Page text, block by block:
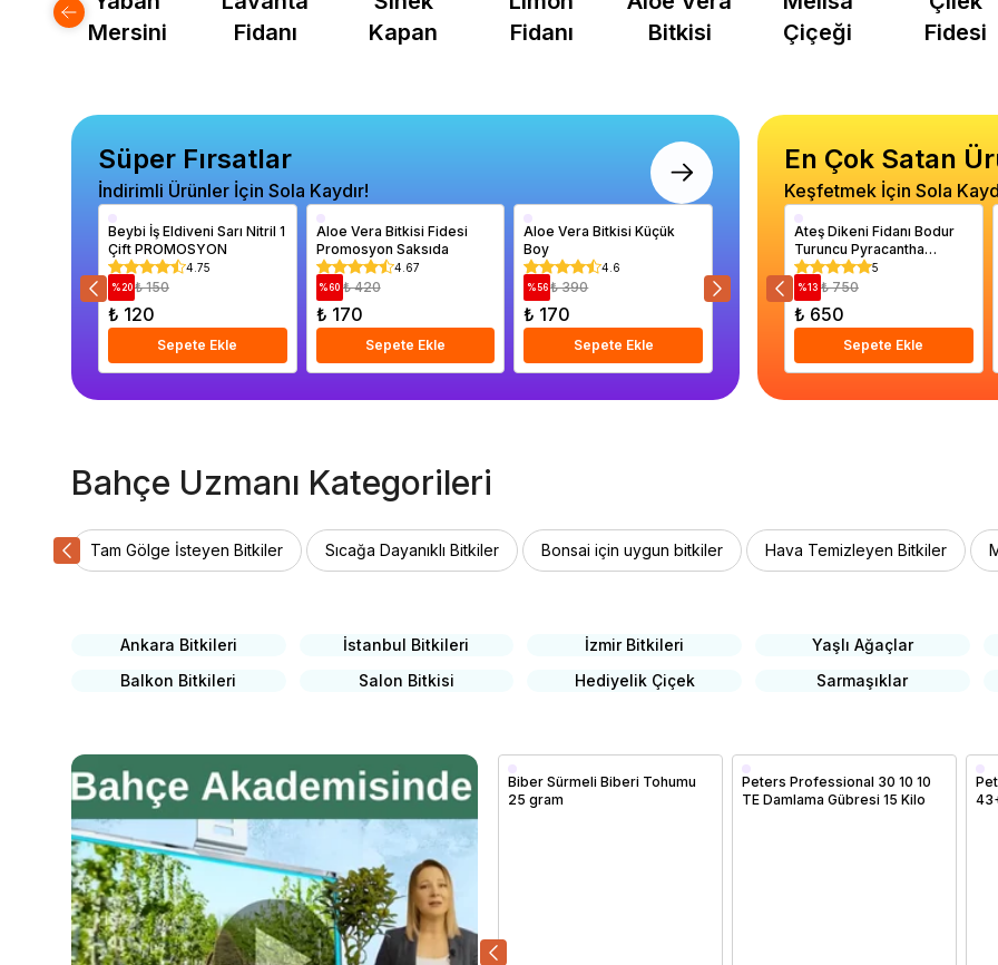
Mersini
Fidanı
Kapan
Fidanı
Bitkisi
Çiçeği
Süper Fırsatlar
İndirimli Ürünler İçin Sola Kaydır!
Beybi İş Eldiveni Sarı Nitril 1
Çift PROMOSYON
4.75
%20 ₺ 150
₺ 120
Sepete Ekle
Aloe Vera Bitkisi Fidesi
Promosyon Saksıda
4.67
% 60 ₺ 420
₺ 170
Sepete Ekle
Aloe Vera Bitkisi Küçük
Boy
4.6
% 56 ₺ 390
₺ 170
Sepete Ekle
Kare Saksı Beyaz Renk 1.2
0
₺ 220
Sepete Ekle
Çiçek
En Çok Satan
Keşfetmek İçin Sola
Ateş Dikeni Fidanı Bodur
Turuncu Pyracantha
Orange Glow Saksıda
5
%13 ₺ 750
₺ 650
Sepete Ekle
Bahçe Uzmanı Kategorileri
Tam Gölge İsteyen Bitkiler Sıcağa Dayanıklı Bitkiler Bonsai için uygun bitkiler Hava Temizleyen Bitkiler
Ankara Bitkileri İstanbul Bitkileri İzmir Bitkileri Yaşlı Ağaçlar
Balkon Bitkileri
Salon Bitkisi Hediyelik Çiçek Sarmaşıklar
Biber Sürmeli Biberi Tohumu
25 gram
Peters Professional 30 10 10
TE Damlama Gübresi 15 Kilo